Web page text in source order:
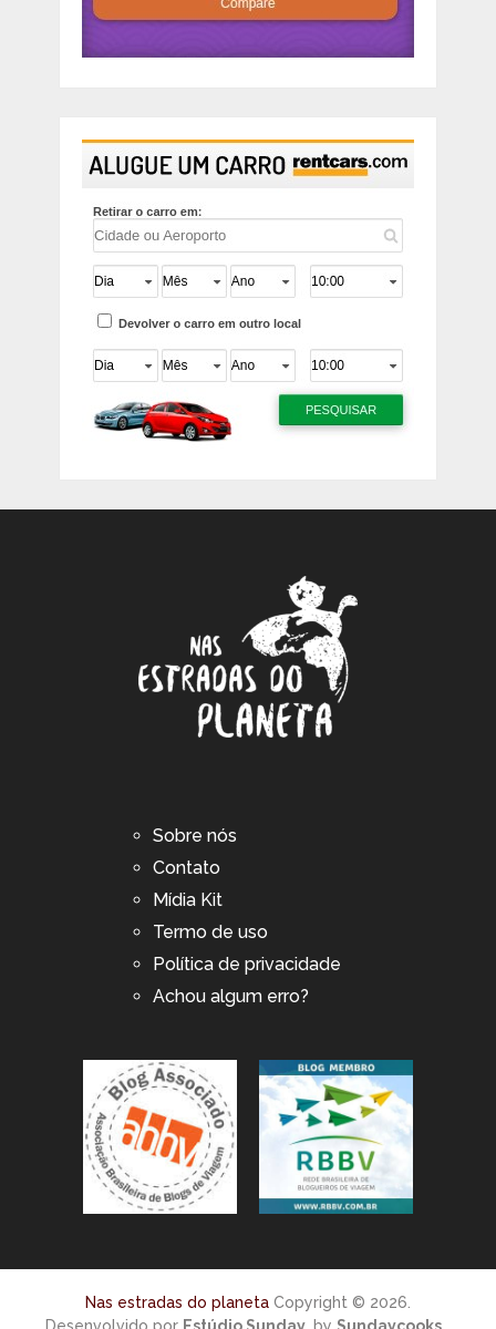
Sobre nós
Contato
Mídia Kit
Termo de uso
Política de privacidade
Achou algum erro?
Nas estradas do planetaCopyright © 2026.